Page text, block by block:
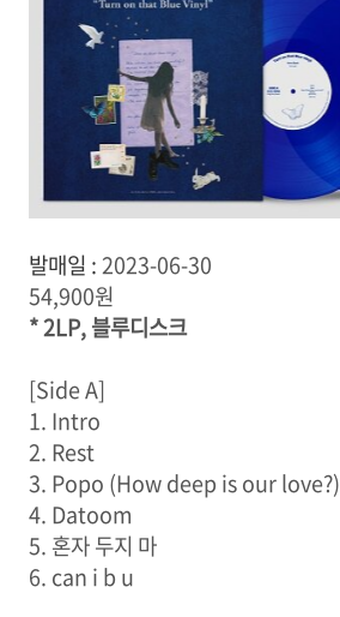
발매일 :2023-06-30
54,900원
* 2LP, 블루디스크
[Side A]
1. Intro
2. Rest
3. Popo (How deep is our love?)
4. Datoom
5. 혼자 두지 마
6. can i b u